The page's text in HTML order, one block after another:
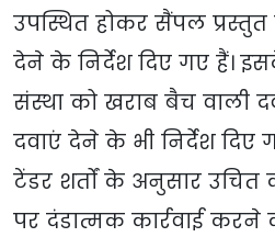
उपस्थित होकर सैंपल
देने के निर्देश दिए गए हैं।
संस्था को खराब बैच वाली
दवाएं देने के भी निर्देश दिए
टेंडर शर्तों के अनुसार उचित
पर दंडात्मक कार्रवाई करने